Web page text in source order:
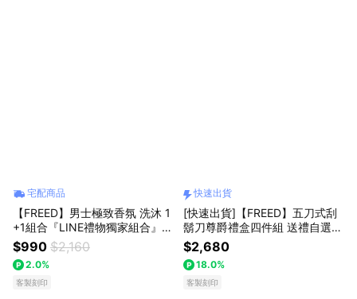
宅配商品
【FREED】男士極致香氛 洗沐 1
+1組合『LINE禮物獨家組合』客
製化刻字 生日禮物 送禮推薦 男
生禮物 巨蟹座 禮物獨家 新品上
市 香水香氛 療癒禮物 居家禮物
獅子座
$990 $2,160
2.0%
客製刻印
快速出貨
[快速出貨]【FREED】五刀式刮
鬍刀尊爵禮盒四件組 送禮自選
客製化刻字 生日禮物 送禮推薦
男生禮物 巨蟹座 禮物獨家 新品
上市 送給男生 男友禮物 壽星禮
物 獅子座
$2,680
18.0%
客製刻印